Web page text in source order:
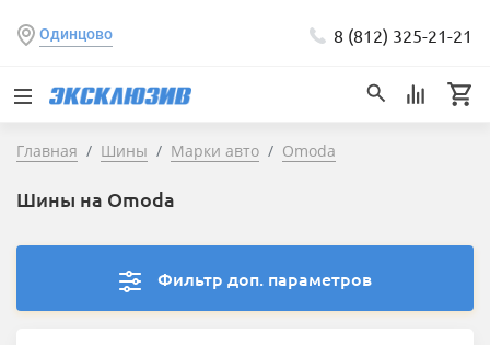
Одинцово 8 (812) 325-21-21
Главная Шины Марки авто Omoda
Шины на Omoda
Фильтр доп. параметров